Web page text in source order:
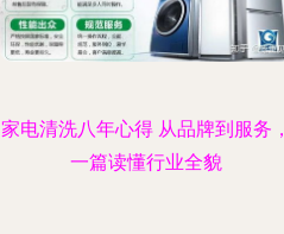
家电清洗八年心得 从品牌到服务，
一篇读懂行业全貌